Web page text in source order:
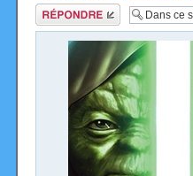
Répondre